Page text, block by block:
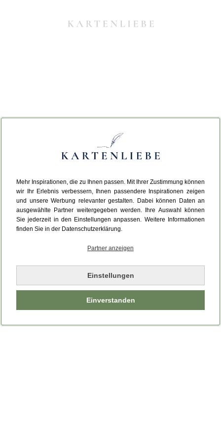
Mehr Inspirationen, die zu Ihnen passen. Mit Ihrer Zustimmung können
wir Ihr Erlebnis verbessern, Ihnen passendere Inspirationen zeigen
und unsere Werbung relevanter gestalten. Dabei können Daten an
ausgewählte Partner weitergegeben werden. Ihre Auswahl können
Sie jederzeit in den Einstellungen anpassen. Weitere Informationen
finden Sie in der Datenschutzerklärung.
Partner anzeigen
Einstellungen
Einverstanden
Da ist etwas schiefgelaufen.
Leider ist ein technischer Fehler aufgetreten.
Bitte laden Sie die Seite neu.